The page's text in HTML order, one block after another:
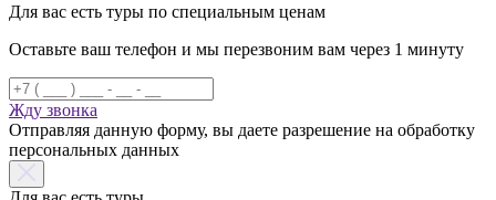
Для вас есть туры по специальным ценам
Оставьте ваш телефон и мы перезвоним вам через 1 минуту
Жду звонка
Отправляя данную форму, вы даете разрешение на обработку
персональных данных